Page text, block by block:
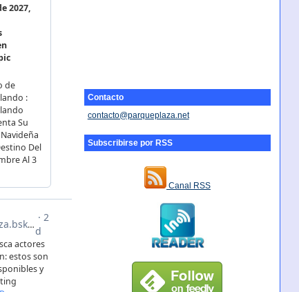
Contacto
contacto@parqueplaza.net
Subscribirse por RSS
Canal RSS